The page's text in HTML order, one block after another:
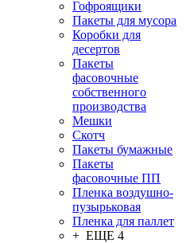
Гофроящики
Пакеты для мусора
Коробки для
десертов
Пакеты
фасовочные
собственного
производства
Мешки
Скотч
Пакеты бумажные
Пакеты
фасовочные ПП
Пленка воздушно-
пузырьковая
Пленка для паллет
+ ЕЩЕ 4